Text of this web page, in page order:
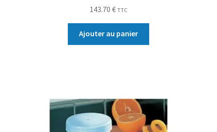
143.70 € TTC
Ajouter au panier